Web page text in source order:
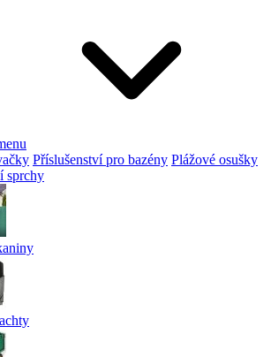
Příslušenství pro bazény Plážové osušky
sprchy